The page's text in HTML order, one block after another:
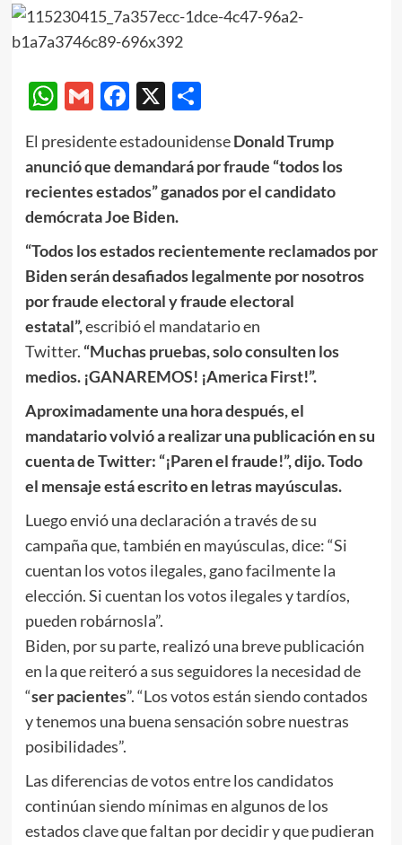
WhatsApp
GmailFacebook
X Compartir
El presidente estadounidenseDonald Trump
anunció que demandará por fraude “todos los
recientes estados” ganados por el candidato
demócrata Joe Biden.
“Todos los estados recientemente reclamados por
Biden serán desafiados legalmente por nosotros
por fraude electoral y fraude electoral
estatal”,escribió el mandatario en
Twitter. “Muchas pruebas, solo consulten los
medios. ¡GANAREMOS! ¡America First!”.
Aproximadamente una hora después, el
mandatario volvió a realizar una publicación en su
cuenta de Twitter: “¡Paren el fraude!”, dijo. Todo
el mensaje está escrito en letras mayúsculas.
Luego envió una declaración a través de su
campaña que, también en mayúsculas, dice: “Si
cuentan los votos ilegales, gano facilmente la
elección. Si cuentan los votos ilegales y tardíos,
pueden robárnosla”.
Biden, por su parte, realizó una breve publicación
en la que reiteró a sus seguidores la necesidad de
“ser pacientes”. “Los votos están siendo contados
y tenemos una buena sensación sobre nuestras
posibilidades”.
Las diferencias de votos entre los candidatos
continúan siendo mínimas en algunos de los
estados clave que faltan por decidir y que pudieran